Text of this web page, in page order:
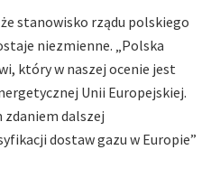
stanowisko rządu polskiego
niezmienne. „Polska
który w naszej ocenie jest
Unii Europejskiej.
zdaniem dalszej
dostaw gazu w Europie”